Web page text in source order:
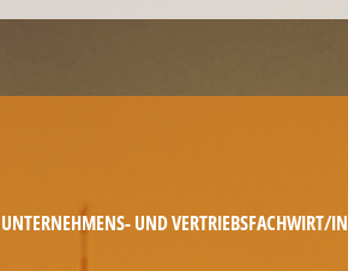
UNTERNEHMENS- UND VERTRIEBSFACHWIRT/IN